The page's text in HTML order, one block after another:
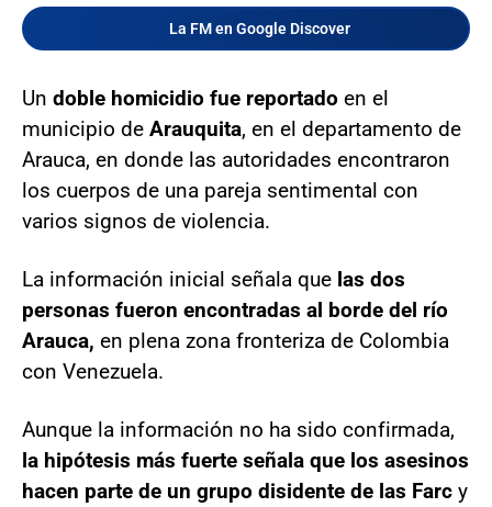
La FM en Google Discover
Un doble homicidio fue reportado en el
municipio de Arauquita, en el departamento de
Arauca, en donde las autoridades encontraron
los cuerpos de una pareja sentimental con
varios signos de violencia.
La información inicial señala que las dos
personas fueron encontradas al borde del río
Arauca, en plena zona fronteriza de Colombia
con Venezuela.
Aunque la información no ha sido confirmada,
la hipótesis más fuerte señala que los asesinos
hacen parte de un grupo disidente de las Farc y